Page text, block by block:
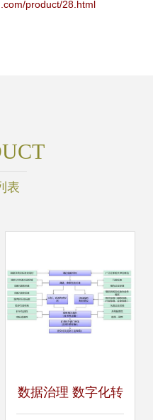
product/28.html
表
数据治理 数字化转